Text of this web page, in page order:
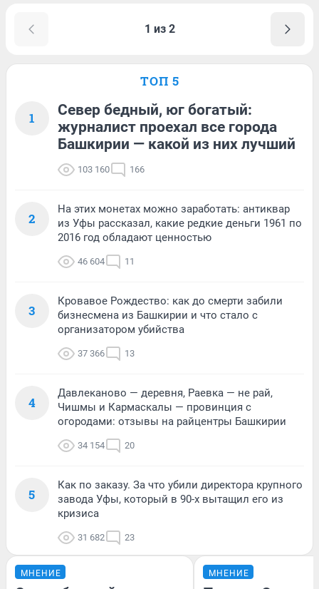
1 из 2
ТОП 5
1
Север бедный, юг богатый:
журналист проехал все города
Башкирии — какой из них лучший
103 160 166
2
На этих монетах можно заработать: антиквар
из Уфы рассказал, какие редкие деньги 1961 по
2016 год обладают ценностью
46 604 11
3
Кровавое Рождество: как до смерти забили
бизнесмена из Башкирии и что стало с
организатором убийства
37 366 13
4
Давлеканово — деревня, Раевка — не рай,
Чишмы и Кармаскалы — провинция с
огородами: отзывы на райцентры Башкирии
34 154 20
5
Как по заказу. За что убили директора крупного
завода Уфы, который в 90-х вытащил его из
кризиса
31 682 23
МНЕНИЕ МНЕНИЕ